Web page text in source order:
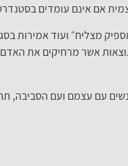
אם אינם עומדים
מצליח״ ועוד אמירות
אשר מרחיקים את
עם עצמם ועם הסביבה,